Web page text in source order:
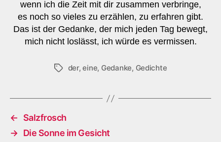
wenn ich die Zeit mit dir zusammen verbringe,
es noch so vieles zu erzählen, zu erfahren gibt.
Das ist der Gedanke, der mich jeden Tag bewegt,
mich nicht loslässt, ich würde es vermissen.
Schlagwörter
der,eine, Gedanke, Gedichte
←
Salzfrosch
→ Die Sonne im Gesicht